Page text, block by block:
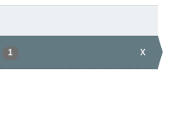
1 x